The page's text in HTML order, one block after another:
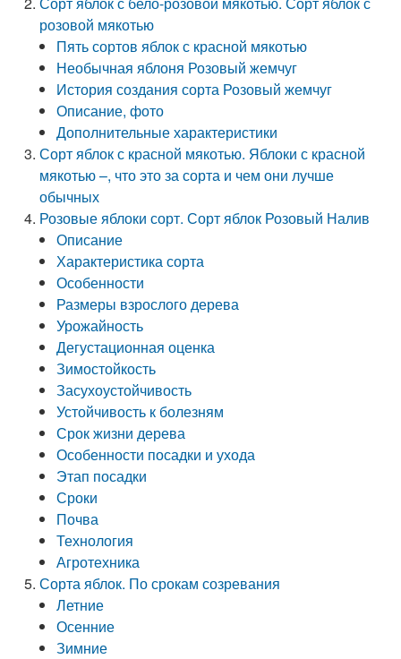
розовой мякотью
Пять сортов яблок с красной мякотью
Необычная яблоня Розовый жемчуг
История создания сорта Розовый жемчуг
Описание, фото
Дополнительные характеристики
Сорт яблок с красной мякотью. Яблоки с красной
мякотью –, что это за сорта и чем они лучше
обычных
Розовые яблоки сорт. Сорт яблок Розовый Налив
Описание
Характеристика сорта
Особенности
Размеры взрослого дерева
Урожайность
Дегустационная оценка
Зимостойкость
Засухоустойчивость
Устойчивость к болезням
Срок жизни дерева
Особенности посадки и ухода
Этап посадки
Сроки
Почва
Технология
Агротехника
Сорта яблок. По срокам созревания
Летние
Осенние
Зимние